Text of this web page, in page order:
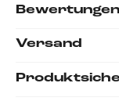
Bewertungen
Versand